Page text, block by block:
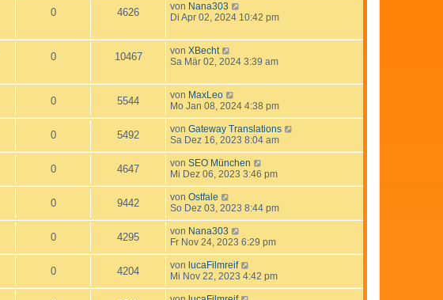
0 4626 von Nana303
Di Apr 02, 2024 10:42 pm
0 10467 von XBecht
Sa Mär 02, 2024 3:39 am
0 5544 von MaxLeo
Mo Jan 08, 2024 4:38 pm
0 5492 von Gateway Translations
Sa Dez 16, 2023 8:04 am
0 4647 von SEO München
Mi Dez 06, 2023 3:46 pm
0 9442 von Ostfale
So Dez 03, 2023 8:44 pm
0 4295 von Nana303
Fr Nov 24, 2023 6:29 pm
0 4204 von lucaFilmreif
Mi Nov 22, 2023 4:42 pm